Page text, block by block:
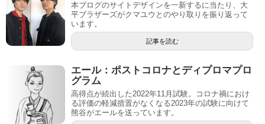
本ブログのサイトデザインを一新するに当たり、大
平ブラザーズがクマユウとのやり取りを振り返って
います。
記事を読む
エール：ポストコロナとディプロマプロ
グラム
高得点が続出した2022年11月試験。コロナ禍におけ
る評価の軽減措置がなくなる2023年の試験に向けて
熊谷がエールを送っています。